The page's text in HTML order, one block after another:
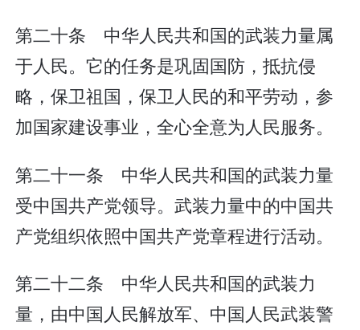
第二十条 中华人民共和国的武装力量属
于人民。它的任务是巩固国防，抵抗侵
略，保卫祖国，保卫人民的和平劳动，参
加国家建设事业，全心全意为人民服务。
第二十一条 中华人民共和国的武装力量
受中国共产党领导。武装力量中的中国共
产党组织依照中国共产党章程进行活动。
第二十二条 中华人民共和国的武装力
量，由中国人民解放军、中国人民武装警